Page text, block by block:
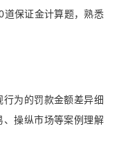
道保证金计算题，熟悉
为的罚款金额差异细
操纵市场等案例理解